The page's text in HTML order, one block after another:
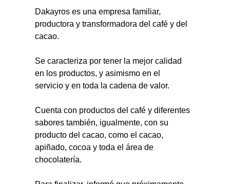
Dakayros es una empresa familiar,
productora y transformadora del café y del
cacao.
Se caracteriza por tener la mejor calidad
en los productos, y asimismo en el
servicio y en toda la cadena de valor.
Cuenta con productos del café y diferentes
sabores también, igualmente, con su
producto del cacao, como el cacao,
apiñado, cocoa y toda el área de
chocolatería.